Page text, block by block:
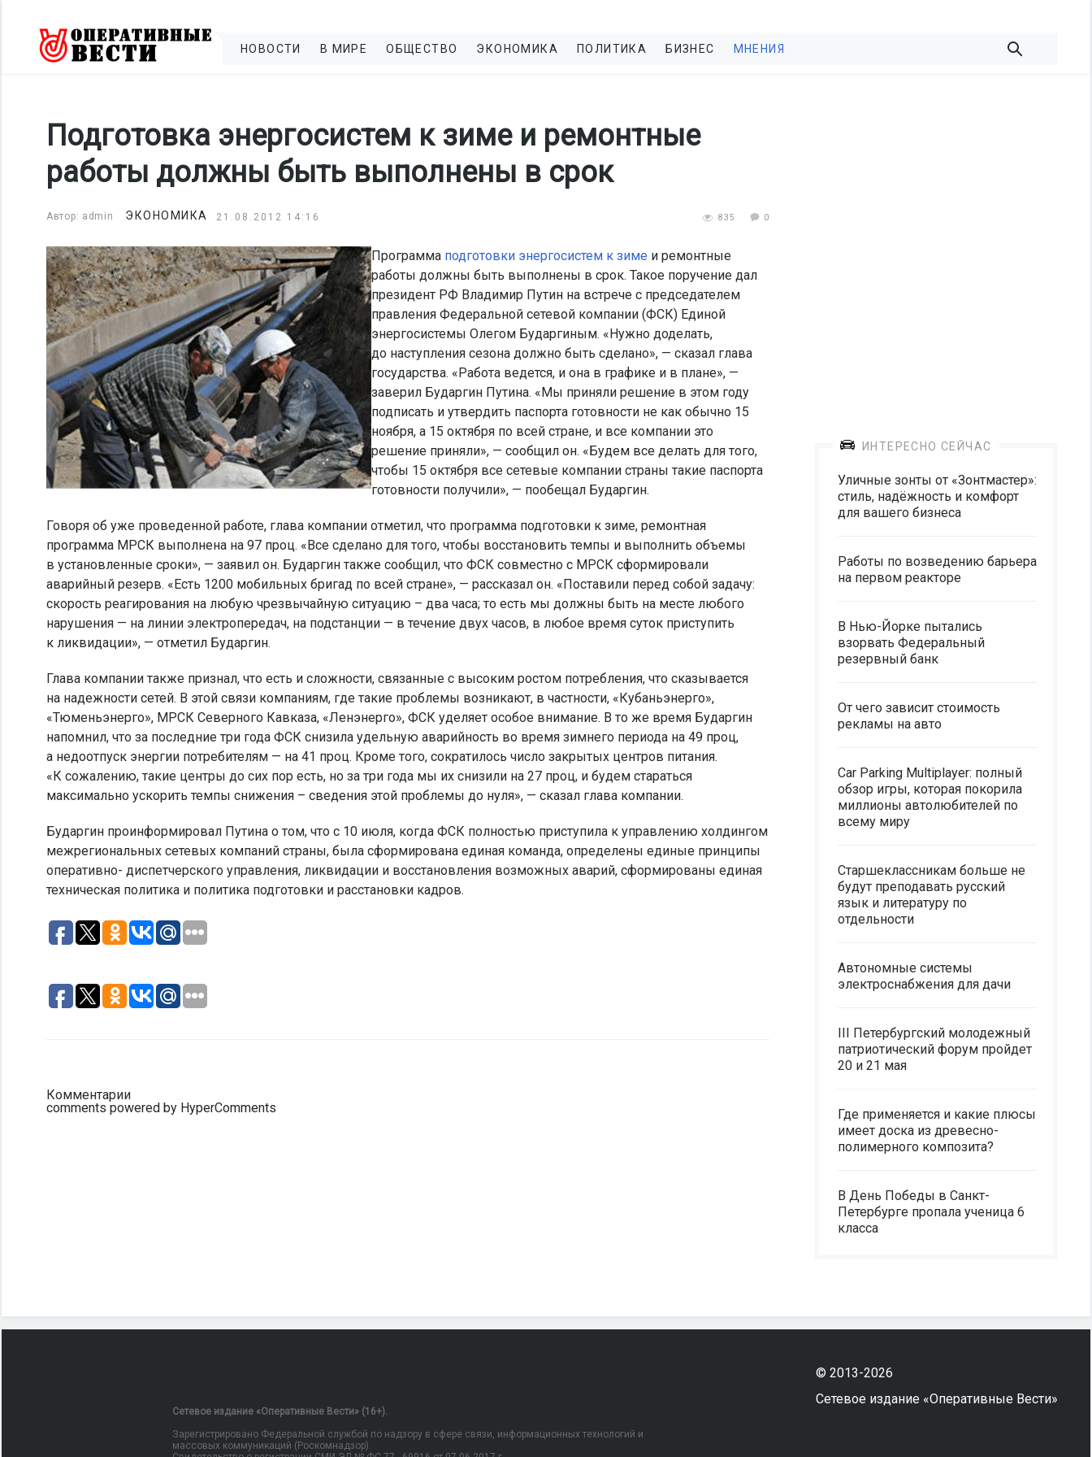
НОВОСТИ В МИРЕ ОБЩЕСТВО ЭКОНОМИКА ПОЛИТИКА БИЗНЕС МНЕНИЯ
Подготовка энергосистем к зиме и ремонтные
работы должны быть выполнены в срок
Автор: admin ЭКОНОМИКА 21.08.2012 14:16 835 0
Программа подготовки энергосистем к зиме и ремонтные
работы должны быть выполнены в срок. Такое поручение дал
президент РФ Владимир Путин на встрече с председателем
правления Федеральной сетевой компании (ФСК) Единой
энергосистемы Олегом Бударгиным. «Нужно доделать,
до наступления сезона должно быть сделано», — сказал глава
государства. «Работа ведется, и она в графике и в плане», —
заверил Бударгин Путина. «Мы приняли решение в этом году
подписать и утвердить паспорта готовности не как обычно 15
ноября, а 15 октября по всей стране, и все компании это
решение приняли», — сообщил он. «Будем все делать для того,
чтобы 15 октября все сетевые компании страны такие паспорта
готовности получили», — пообещал Бударгин.
Говоря об уже проведенной работе, глава компании отметил, что программа подготовки к зиме, ремонтная
программа МРСК выполнена на 97 проц. «Все сделано для того, чтобы восстановить темпы и выполнить объемы
в установленные сроки», — заявил он. Бударгин также сообщил, что ФСК совместно с МРСК сформировали
аварийный резерв. «Есть 1200 мобильных бригад по всей стране», — рассказал он. «Поставили перед собой задачу:
скорость реагирования на любую чрезвычайную ситуацию – два часа; то есть мы должны быть на месте любого
нарушения — на линии электропередач, на подстанции — в течение двух часов, в любое время суток приступить
к ликвидации», — отметил Бударгин.
Глава компании также признал, что есть и сложности, связанные с высоким ростом потребления, что сказывается
на надежности сетей. В этой связи компаниям, где такие проблемы возникают, в частности, «Кубаньэнерго»,
«Тюменьэнерго», МРСК Северного Кавказа, «Ленэнерго», ФСК уделяет особое внимание. В то же время Бударгин
напомнил, что за последние три года ФСК снизила удельную аварийность во время зимнего периода на 49 проц,
а недоотпуск энергии потребителям — на 41 проц. Кроме того, сократилось число закрытых центров питания.
«К сожалению, такие центры до сих пор есть, но за три года мы их снизили на 27 проц, и будем стараться
максимально ускорить темпы снижения – сведения этой проблемы до нуля», — сказал глава компании.
Бударгин проинформировал Путина о том, что с 10 июля, когда ФСК полностью приступила к управлению холдингом
межрегиональных сетевых компаний страны, была сформирована единая команда, определены единые принципы
оперативно- диспетчерского управления, ликвидации и восстановления возможных аварий, сформированы единая
техническая политика и политика подготовки и расстановки кадров.
Комментарии
comments powered by HyperComments
ИНТЕРЕСНО СЕЙЧАС
Уличные зонты от «Зонтмастер»:
стиль, надёжность и комфорт
для вашего бизнеса
Работы по возведению барьера
на первом реакторе
В Нью-Йорке пытались
взорвать Федеральный
резервный банк
От чего зависит стоимость
рекламы на авто
Car Parking Multiplayer: полный
обзор игры, которая покорила
миллионы автолюбителей по
всему миру
Старшеклассникам больше не
будут преподавать русский
язык и литературу по
отдельности
Автономные системы
электроснабжения для дачи
III Петербургский молодежный
патриотический форум пройдет
20 и 21 мая
Где применяется и какие плюсы
имеет доска из древесно-
полимерного композита?
В День Победы в Санкт-
Петербурге пропала ученица 6
класса
Сетевое издание «Оперативные Вести» (16+).
Зарегистрировано Федеральной службой по надзору в сфере связи, информационных технологий и
массовых коммуникаций (Роскомнадзор).
© 2013-2026
Сетевое издание «Оперативные Вести»